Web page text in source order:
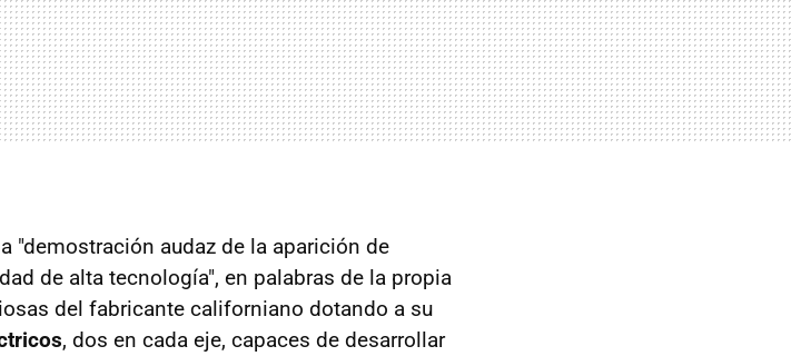
"demostración audaz de la aparición de
de alta tecnología", en palabras de la propia
del fabricante californiano dotando a su
, dos en cada eje, capaces de desarrollar